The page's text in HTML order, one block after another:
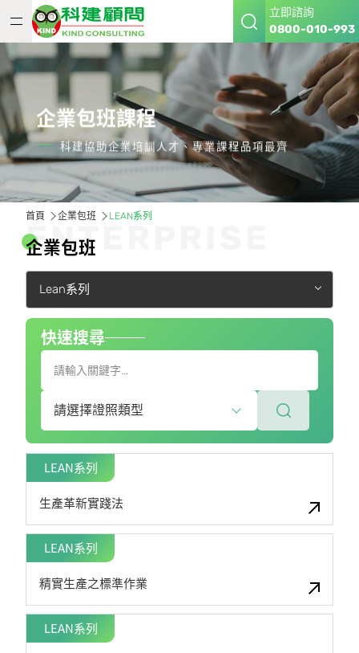
立即諮詢
0800-010-993
企業包班課程
科建協助企業培訓人才、專業課程品項最齊
首頁 企業包班 LEAN系列
企業包班
ENT
Lean系列
快速搜尋
LEAN系列
生產革新實踐法
LEAN系列
精實生產之標準作業
LEAN系列